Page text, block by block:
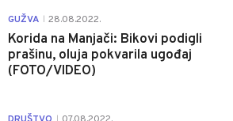
GUŽVA 28.08.2022.
Korida na Manjači: Bikovi podigli
prašinu, oluja pokvarila ugođaj
(FOTO/VIDEO)